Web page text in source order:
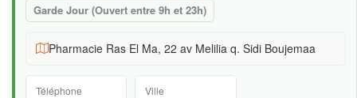
Garde Jour (Ouvert entre 9h et 23h)
Pharmacie Ras El Ma, 22 av Melilia q. Sidi Boujemaa
Téléphone Ville